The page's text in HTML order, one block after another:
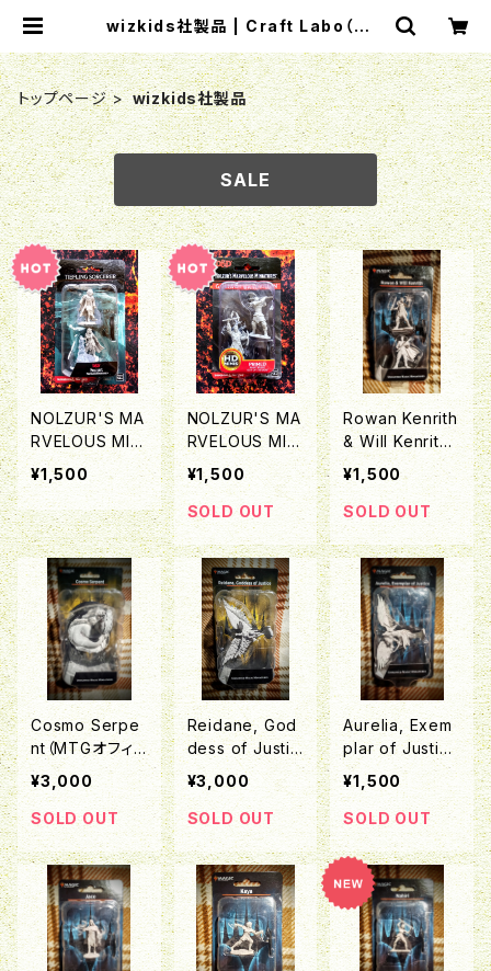
wizkids社製品 | Craft Labo（クラ
チュアゲームショップ
トップページ
wizkids社製品
SALE
NOLZUR'S MA
RVELOUS MINI
ATURES：Fema
le Tiefling Sor
cerer
¥1,500
NOLZUR'S MA
RVELOUS MINI
ATURES：Fema
le Goliath Bar
barian
¥1,500
SOLD OUT
Rowan Kenrith
& Will Kenrith
（MTGオフィシャ
ルミニチュア「D
eep Cuts Mini
ature」シリー
ズ）
¥1,500
SOLD OUT
Cosmo Serpe
nt（MTGオフィ
シャルミニチュア
「Deep Cuts Mi
niature」シリー
ズ）
¥3,000
SOLD OUT
Reidane, God
dess of Justic
e（MTGオフィシ
ャルミニチュア
「Deep Cuts Mi
niature」シリー
ズ）
¥3,000
SOLD OUT
Aurelia, Exem
plar of Justice
(Angel)（MTG
オフィシャルミニ
チュア「Deep C
uts Miniature」
シリーズ）
¥1,500
SOLD OUT